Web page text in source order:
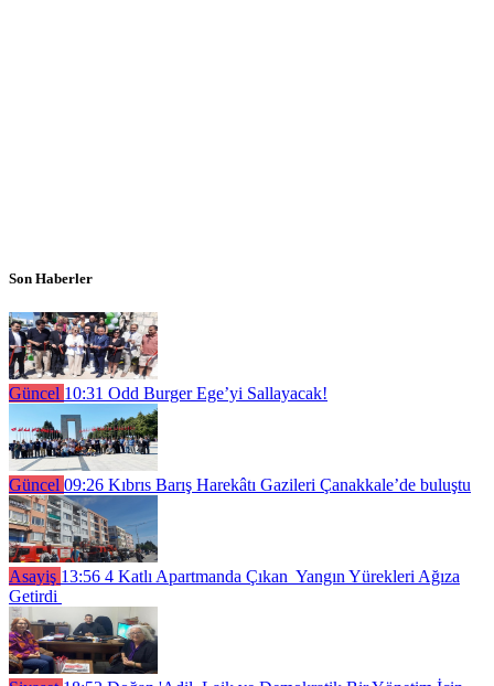
Son Haberler
Güncel 10:31 Odd Burger Ege’yi Sallayacak!
Güncel 09:26 Kıbrıs Barış Harekâtı Gazileri Çanakkale’de buluştu
Asayiş 13:56 4 Katlı Apartmanda Çıkan Yangın Yürekleri Ağıza
Getirdi